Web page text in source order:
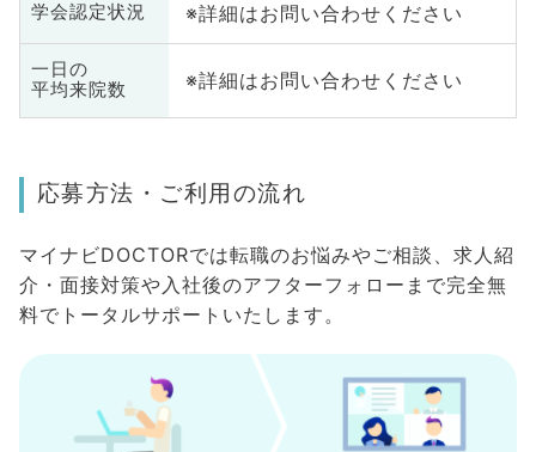
学会認定状況 ※詳細はお問い合わせください
一日の
平均来院数
※詳細はお問い合わせください
応募方法・ご利用の流れ
マイナビDOCTORでは転職のお悩みやご相談、求人紹
介・面接対策や入社後のアフターフォローまで完全無
料でトータルサポートいたします。